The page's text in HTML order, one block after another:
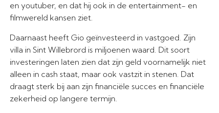
en youtuber, en dat hij ook in de entertainment- en
filmwereld kansen ziet.
Daarnaast heeft Gio geïnvesteerd in vastgoed. Zijn
villa in Sint Willebrord is miljoenen waard. Dit soort
investeringen laten zien dat zijn geld voornamelijk niet
alleen in cash staat, maar ook vastzit in stenen. Dat
draagt sterk bij aan zijn financiële succes en financiële
zekerheid op langere termijn.